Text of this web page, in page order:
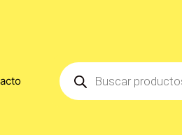
Products
search